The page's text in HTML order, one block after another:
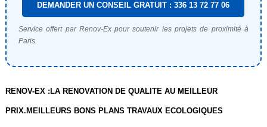
DEMANDER UN CONSEIL GRATUIT : 336 13 72 77 06
Service offert par Renov-Ex pour soutenir les projets de proximité à
Paris.
RENOV-EX :LA RENOVATION DE QUALITE AU MEILLEUR
PRIX.MEILLEURS BONS PLANS TRAVAUX ECOLOGIQUES